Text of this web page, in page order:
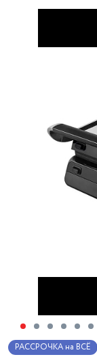
РАССРОЧКА на ВСЁ